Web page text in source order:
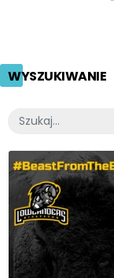
WYSZUKIWANIE